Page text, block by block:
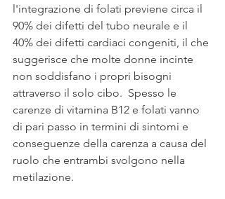
l'integrazione di folati previene circa il
90% dei difetti del tubo neurale e il
40% dei difetti cardiaci congeniti, il che
suggerisce che molte donne incinte
non soddisfano i propri bisogni
attraverso il solo cibo.  Spesso le
carenze di vitamina B12 e folati vanno
di pari passo in termini di sintomi e
conseguenze della carenza a causa del
ruolo che entrambi svolgono nella
metilazione.